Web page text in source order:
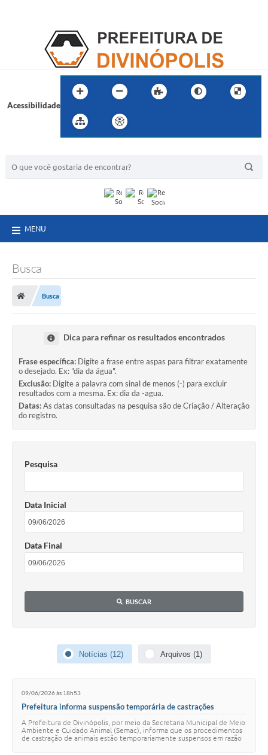
Acessibilidade
MENU
Busca
Busca
Dica para refinar os resultados encontrados
Frase específica: Digite a frase entre aspas para filtrar exatamente
o desejado. Ex: "dia da água".
Exclusão: Digite a palavra com sinal de menos (-) para excluir
resultados com a mesma. Ex: dia da -agua.
Datas:As datas consultadas na pesquisa são de Criação / Alteração
do registro.
Pesquisa
Data Inicial
Data Final
BUSCAR
Notícias (12) Arquivos (1)
09/06/2026 às 18h53
Prefeitura informa suspensão temporária de castrações
A Prefeitura de Divinópolis, por meio da Secretaria Municipal de Meio
Ambiente e Cuidado Animal (Semac), informa que os procedimentos
de castração de animais estão temporariamente suspensos em razão